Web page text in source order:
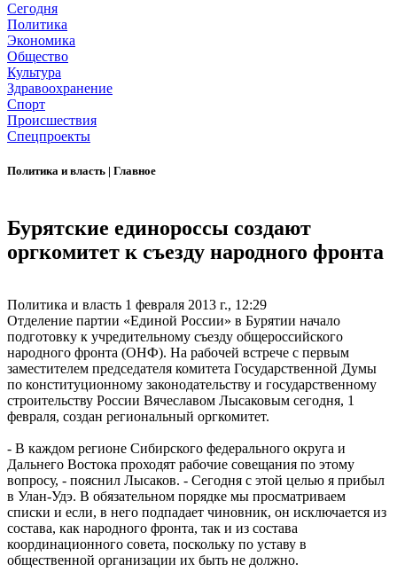
Сегодня
Политика
Экономика
Общество
Культура
Здравоохранение
Спорт
Происшествия
Спецпроекты
Политика и власть | Главное
Бурятские единороссы создают
оргкомитет к съезду народного фронта
Политика и власть 1 февраля 2013 г., 12:29
Отделение партии «Единой России» в Бурятии начало
подготовку к учредительному съезду общероссийского
народного фронта (ОНФ). На рабочей встрече с первым
заместителем председателя комитета Государственной Думы
по конституционному законодательству и государственному
строительству России Вячеславом Лысаковым сегодня, 1
февраля, создан региональный оргкомитет.
- В каждом регионе Сибирского федерального округа и
Дальнего Востока проходят рабочие совещания по этому
вопросу, - пояснил Лысаков. - Сегодня с этой целью я прибыл
в Улан-Удэ. В обязательном порядке мы просматриваем
списки и если, в него подпадает чиновник, он исключается из
состава, как народного фронта, так и из состава
координационного совета, поскольку по уставу в
общественной организации их быть не должно.